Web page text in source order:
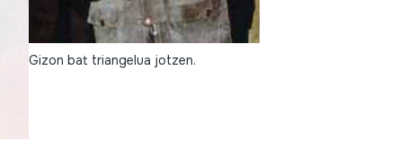
Gizon bat triangelua jotzen.